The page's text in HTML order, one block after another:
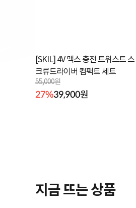
[SKIL] 4V 맥스 충전 트위스트 스
크류드라이버 컴팩트 세트
55,000원
27%39,900원
지금 뜨는 상품